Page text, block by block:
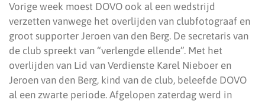
Vorige week moest DOVO ook al een wedstrijd
verzetten vanwege het overlijden van clubfotograaf en
groot supporter Jeroen van den Berg. De secretaris van
de club spreekt van “verlengde ellende”. Met het
overlijden van Lid van Verdienste Karel Nieboer en
Jeroen van den Berg, kind van de club, beleefde DOVO
al een zwarte periode. Afgelopen zaterdag werd in